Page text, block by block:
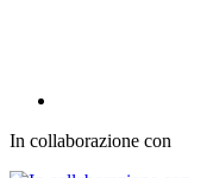
In collaborazione con